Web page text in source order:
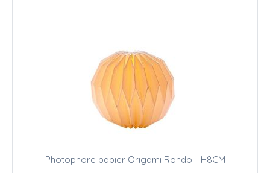
Photophore papier Origami Rondo - H8CM